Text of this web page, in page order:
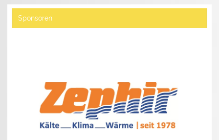
Sponsoren